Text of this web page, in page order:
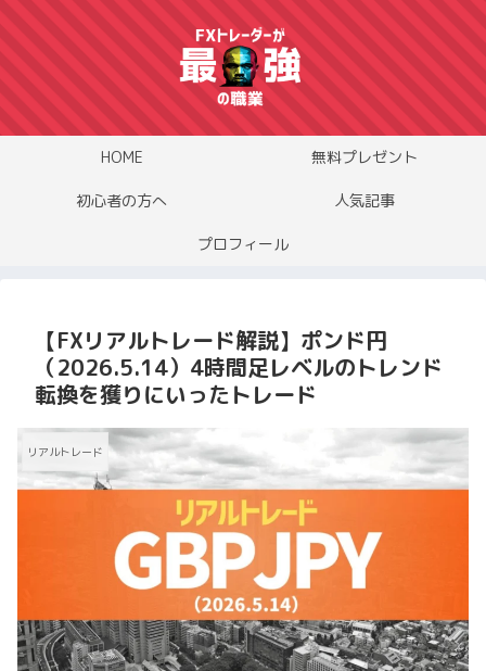
HOME 無料プレゼント
初心者の方へ 人気記事
プロフィール
【FXリアルトレード解説】ポンド円
（2026.5.14）4時間足レベルのトレンド
転換を獲りにいったトレード
リアルトレード